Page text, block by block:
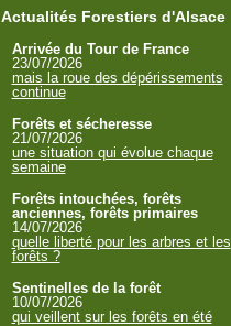
Actualités Forestiers d'Alsace
Arrivée du Tour de France
23/07/2026
mais la roue des dépérissements
continue
Forêts et sécheresse
21/07/2026
une situation qui évolue chaque
semaine
Forêts intouchées, forêts
anciennes, forêts primaires
14/07/2026
quelle liberté pour les arbres et les
forêts ?
Sentinelles de la forêt
10/07/2026
qui veillent sur les forêts en été